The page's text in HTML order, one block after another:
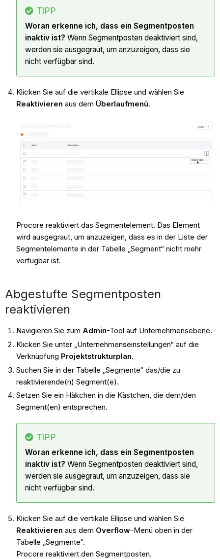
TIPP
Woran erkenne ich, dass ein Segmentposten
inaktiv ist? Wenn Segmentposten deaktiviert sind,
werden sie ausgegraut, um anzuzeigen, dass sie
nicht verfügbar sind.
Klicken Sie auf die vertikale Ellipse und wählen Sie
Reaktivieren aus dem Überlaufmenü.
Procore reaktiviert das Segmentelement. Das Element
wird ausgegraut, um anzuzeigen, dass es in der Liste der
Segmentelemente in der Tabelle „Segment“ nicht mehr
verfügbar ist.
Abgestufte Segmentposten
reaktivieren
Navigieren Sie zum Admin-Tool auf Unternehmensebene.
Klicken Sie unter „Unternehmenseinstellungen“ auf die
Verknüpfung Projektstrukturplan.
Suchen Sie in der Tabelle „Segmente“ das/die zu
reaktivierende(n) Segment(e).
Setzen Sie ein Häkchen in die Kästchen, die dem/den
Segment(en) entsprechen.
TIPP
Woran erkenne ich, dass ein Segmentposten
inaktiv ist? Wenn Segmentposten deaktiviert sind,
werden sie ausgegraut, um anzuzeigen, dass sie
nicht verfügbar sind.
Klicken Sie auf die vertikale Ellipse und wählen Sie
Reaktivieren aus dem Overflow-Menü oben in der
Tabelle „Segmente“.
Procore reaktiviert den Segmentposten.